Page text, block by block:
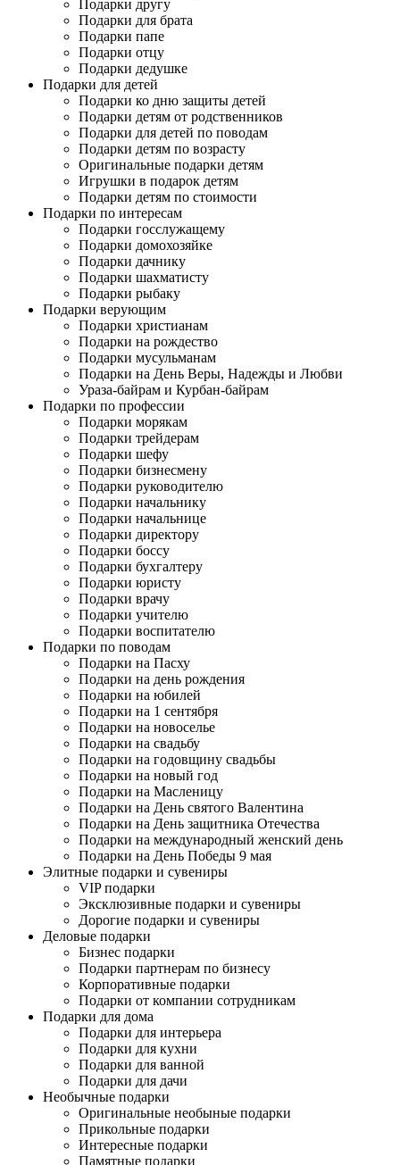
Подарки другу
Подарки для брата
Подарки папе
Подарки отцу
Подарки дедушке
Подарки для детей
Подарки ко дню защиты детей
Подарки детям от родственников
Подарки для детей по поводам
Подарки детям по возрасту
Оригинальные подарки детям
Игрушки в подарок детям
Подарки детям по стоимости
Подарки по интересам
Подарки госслужащему
Подарки домохозяйке
Подарки дачнику
Подарки шахматисту
Подарки рыбаку
Подарки верующим
Подарки христианам
Подарки на рождество
Подарки мусульманам
Подарки на День Веры, Надежды и Любви
Ураза-байрам и Курбан-байрам
Подарки по профессии
Подарки морякам
Подарки трейдерам
Подарки шефу
Подарки бизнесмену
Подарки руководителю
Подарки начальнику
Подарки начальнице
Подарки директору
Подарки боссу
Подарки бухгалтеру
Подарки юристу
Подарки врачу
Подарки учителю
Подарки воспитателю
Подарки по поводам
Подарки на Пасху
Подарки на день рождения
Подарки на юбилей
Подарки на 1 сентября
Подарки на новоселье
Подарки на свадьбу
Подарки на годовщину свадьбы
Подарки на новый год
Подарки на Масленицу
Подарки на День святого Валентина
Подарки на День защитника Отечества
Подарки на международный женский день
Подарки на День Победы 9 мая
Элитные подарки и сувениры
VIP подарки
Эксклюзивные подарки и сувениры
Дорогие подарки и сувениры
Деловые подарки
Бизнес подарки
Подарки партнерам по бизнесу
Корпоративные подарки
Подарки от компании сотрудникам
Подарки для дома
Подарки для интерьера
Подарки для кухни
Подарки для ванной
Подарки для дачи
Необычные подарки
Оригинальные необыные подарки
Прикольные подарки
Интересные подарки
Памятные подарки